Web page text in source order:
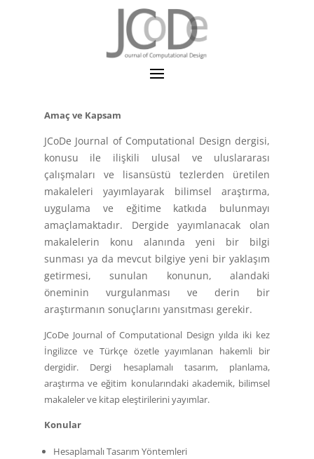
Amaç ve Kapsam
JCoDe Journal of Computational Design dergisi,
konusu ile ilişkili ulusal ve uluslararası
çalışmaları ve lisansüstü tezlerden üretilen
makaleleri yayımlayarak bilimsel araştırma,
uygulama ve eğitime katkıda bulunmayı
amaçlamaktadır. Dergide yayımlanacak olan
makalelerin konu alanında yeni bir bilgi
sunması ya da mevcut bilgiye yeni bir yaklaşım
getirmesi, sunulan konunun, alandaki
öneminin vurgulanması ve derin bir
araştırmanın sonuçlarını yansıtması gerekir.
JCoDe Journal of Computational Design yılda iki kez
İngilizce ve Türkçe özetle yayımlanan hakemli bir
dergidir. Dergi hesaplamalı tasarım, planlama,
araştırma ve eğitim konularındaki akademik, bilimsel
makaleler ve kitap eleştirilerini yayımlar.
Konular
Hesaplamalı Tasarım Yöntemleri